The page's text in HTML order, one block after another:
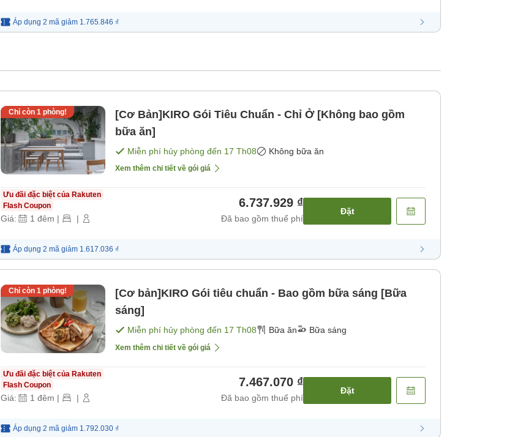
Áp dụng 2 mã giảm 1.765.846 ₫
Chỉ còn 1 phòng!
[Cơ Bản]KIRO Gói Tiêu Chuẩn - Chỉ Ở [Không bao gồm
bữa ăn]
Miễn phí hủy phòng đến 17 Th08 Không bữa ăn
Xem thêm chi tiết về gói giá
Ưu đãi đặc biệt của Rakuten
Flash Coupon
Giá: 1 đêm | |
6.737.929 ₫
Đã bao gồm thuế phí
Đặt
Áp dụng 2 mã giảm 1.617.036 ₫
Chỉ còn 1 phòng!
[Cơ bản]KIRO Gói tiêu chuẩn - Bao gồm bữa sáng [Bữa
sáng]
Miễn phí hủy phòng đến 17 Th08 Bữa ăn Bữa sáng
Xem thêm chi tiết về gói giá
Ưu đãi đặc biệt của Rakuten
Flash Coupon
Giá: 1 đêm | |
7.467.070 ₫
Đã bao gồm thuế phí
Đặt
Áp dụng 2 mã giảm 1.792.030 ₫